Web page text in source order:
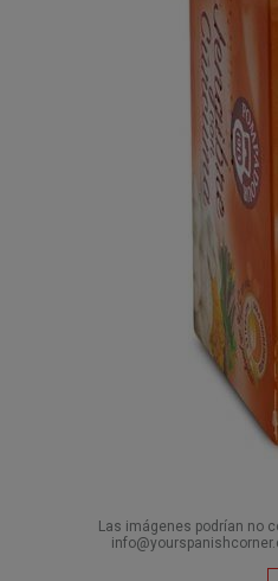
Las imágenes podrían no